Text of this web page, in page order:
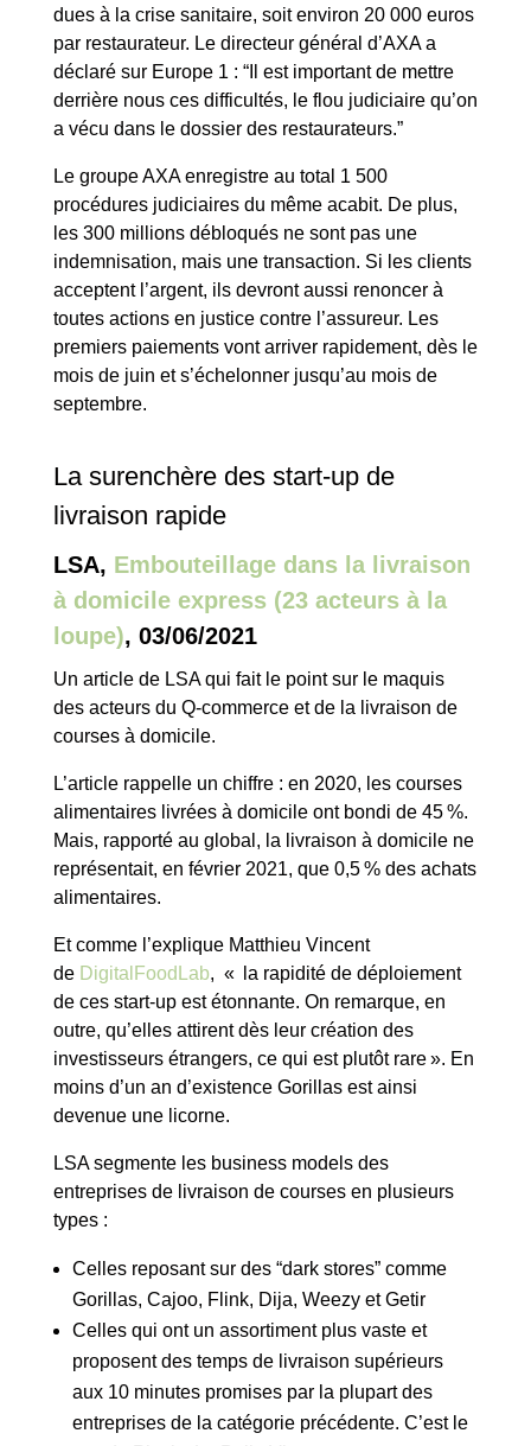
dues à la crise sanitaire, soit environ 20 000 euros
par restaurateur. Le directeur général d’AXA a
déclaré sur Europe 1 : “Il est important de mettre
derrière nous ces difficultés, le flou judiciaire qu’on
a vécu dans le dossier des restaurateurs.”
Le groupe AXA enregistre au total 1 500
procédures judiciaires du même acabit. De plus,
les 300 millions débloqués ne sont pas une
indemnisation, mais une transaction. Si les clients
acceptent l’argent, ils devront aussi renoncer à
toutes actions en justice contre l’assureur. Les
premiers paiements vont arriver rapidement, dès le
mois de juin et s’échelonner jusqu’au mois de
septembre.
La surenchère des start-up de
livraison rapide
LSA, Embouteillage dans la livraison
à domicile express (23 acteurs à la
loupe), 03/06/2021
Un article de LSA qui fait le point sur le maquis
des acteurs du Q-commerce et de la livraison de
courses à domicile.
L’article rappelle un chiffre : en 2020, les courses
alimentaires livrées à domicile ont bondi de 45 %.
Mais, rapporté au global, la livraison à domicile ne
représentait, en février 2021, que 0,5 % des achats
alimentaires.
Et comme l’explique Matthieu Vincent
de DigitalFoodLab, « la rapidité de déploiement
de ces start-up est étonnante. On remarque, en
outre, qu’elles attirent dès leur création des
investisseurs étrangers, ce qui est plutôt rare ». En
moins d’un an d’existence Gorillas est ainsi
devenue une licorne.
LSA segmente les business models des
entreprises de livraison de courses en plusieurs
types :
Celles reposant sur des “dark stores” comme
Gorillas, Cajoo, Flink, Dija, Weezy et Getir
Celles qui ont un assortiment plus vaste et
proposent des temps de livraison supérieurs
aux 10 minutes promises par la plupart des
entreprises de la catégorie précédente. C’est le